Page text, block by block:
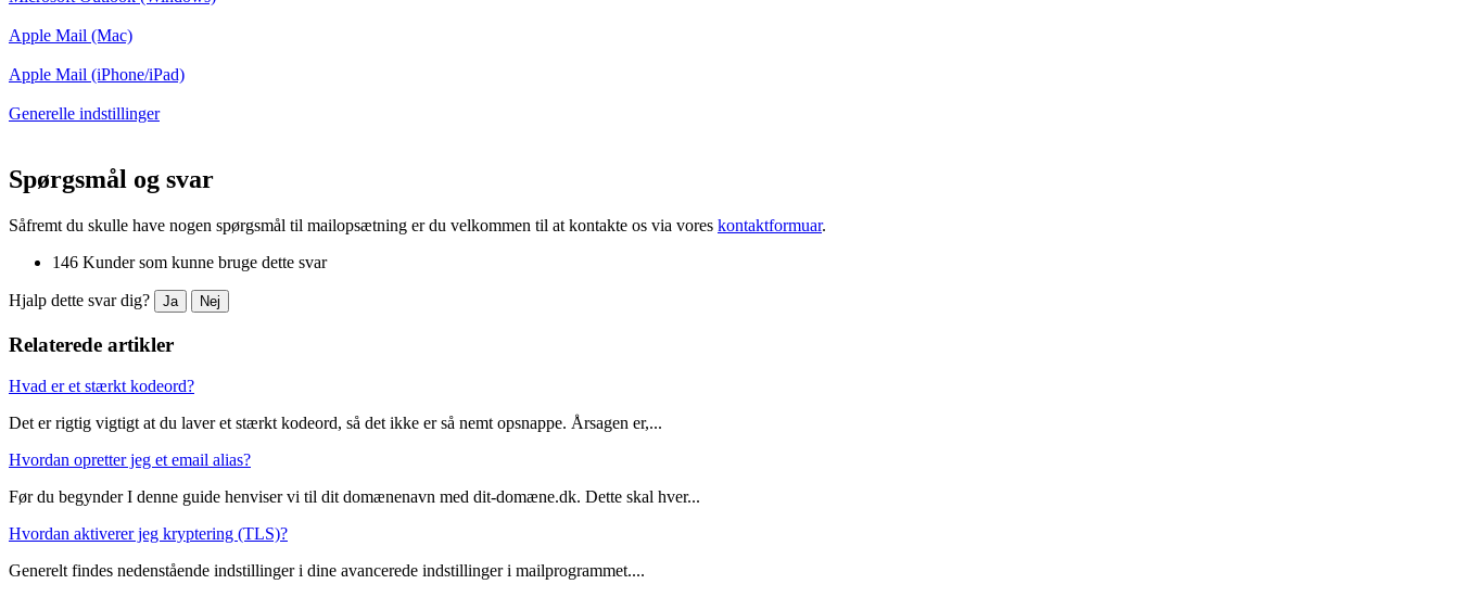
Apple Mail (Mac)
Apple Mail (iPhone/iPad)
Generelle indstillinger
Spørgsmål og svar
Såfremt du skulle have nogen spørgsmål til mailopsætning er du velkommen til at kontakte os via vores kontaktformuar.
146 Kunder som kunne bruge dette svar
Hjalp dette svar dig? Ja Nej
Relaterede artikler
Hvad er et stærkt kodeord?
Det er rigtig vigtigt at du laver et stærkt kodeord, så det ikke er så nemt opsnappe. Årsagen er,...
Hvordan opretter jeg et email alias?
Før du begynder I denne guide henviser vi til dit domænenavn med dit-domæne.dk. Dette skal hver...
Hvordan aktiverer jeg kryptering (TLS)?
Generelt findes nedenstående indstillinger i dine avancerede indstillinger i mailprogrammet....